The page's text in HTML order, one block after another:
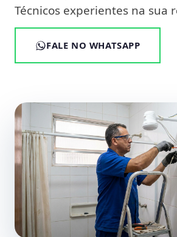
Técnicos experientes na sua
FALE NO WHATSAPP